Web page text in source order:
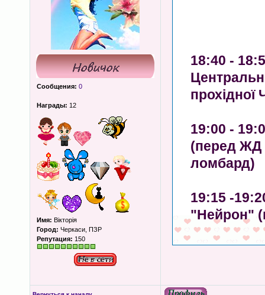
Сообщения: 0
Награды: 12
Имя: Вікторія
Город: Черкаси, ПЗР
Репутация: 150
18:40 -
прохідної
19:00 -
(перед ЖД
ломбард)
19:15 -
"Нейрон"